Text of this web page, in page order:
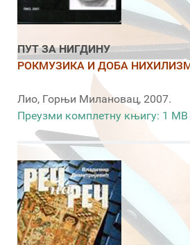
ПУТ ЗА НИГДИНУ
РОКМУЗИКА И ДОБА
Лио, Горњи Милановац, 2007.
Преузми комплетну књигу: 1